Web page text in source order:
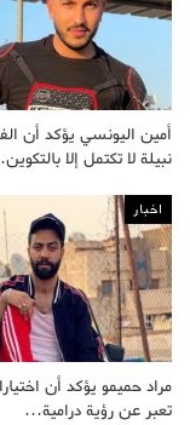
أمين اليونسي يؤكد أن
نبيلة لا تكتمل إلا
اخبار
مراد حميمو يؤكد أن
تعبر عن رؤية درامية…